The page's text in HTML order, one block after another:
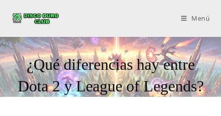
Menú
¿Qué diferencias hay entre
Dota 2 y League of Legends?